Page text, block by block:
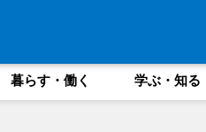
暮らす・働く 学ぶ・知る